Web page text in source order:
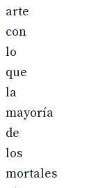
arte
con
lo
que
la
mayoría
de
los
mortales